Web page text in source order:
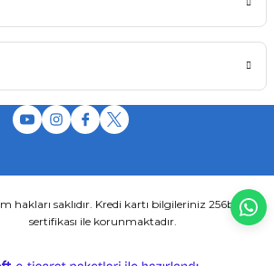
hakları saklıdır. Kredi kartı bilgileriniz 256bit SSL
sertifikası ile korunmaktadır.